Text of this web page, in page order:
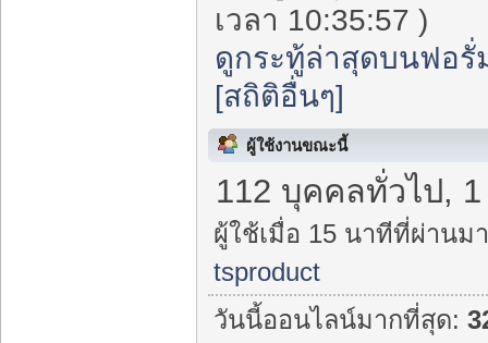
เวลา 10:35:57 )
ดูกระทู้ล่าสุดบนฟอรั่
[สถิติอื่นๆ]
ผู้ใช้งานขณะนี้
112 บุคคลทั่วไป,
ผู้ใช้เมื่อ 15 นาทีที่ผ่านม
tsproduct
วันนี้ออนไลน์มากที่สุด: